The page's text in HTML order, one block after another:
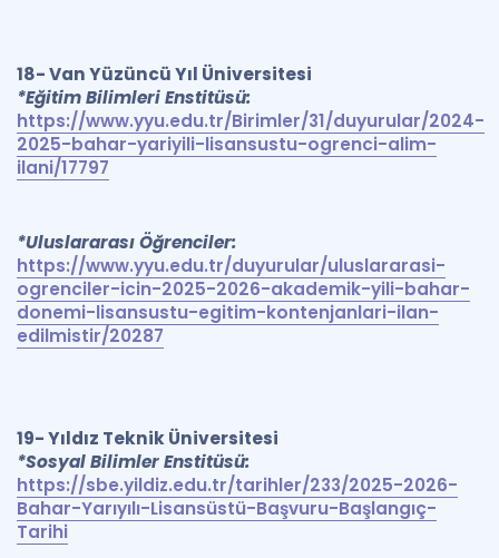
18- Van Yüzüncü Yıl Üniversitesi
*Eğitim Bilimleri Enstitüsü:
https://www.yyu.edu.tr/Birimler/31/duyurular/2024-
2025-bahar-yariyili-lisansustu-ogrenci-alim-
ilani/17797
*Uluslararası Öğrenciler:
https://www.yyu.edu.tr/duyurular/uluslararasi-
ogrenciler-icin-2025-2026-akademik-yili-bahar-
donemi-lisansustu-egitim-kontenjanlari-ilan-
edilmistir/20287
19- Yıldız Teknik Üniversitesi
*Sosyal Bilimler Enstitüsü:
https://sbe.yildiz.edu.tr/tarihler/233/2025-2026-
Bahar-Yarıyılı-Lisansüstü-Başvuru-Başlangıç-
Tarihi